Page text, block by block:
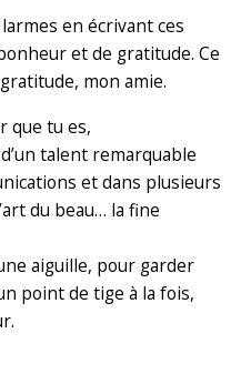
en écrivant ces
et de gratitude. Ce
mon amie.
que tu es,
talent remarquable
et dans plusieurs
du beau… la fine
aiguille, pour garder
point de tige à la fois,